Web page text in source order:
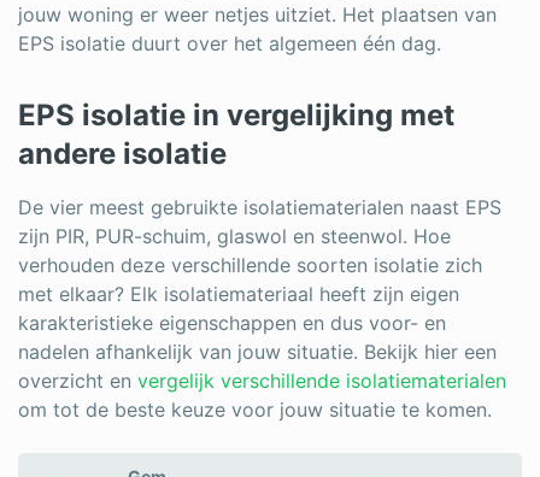
jouw woning er weer netjes uitziet. Het plaatsen van
EPS isolatie duurt over het algemeen één dag.
EPS isolatie in vergelijking met
andere isolatie
De vier meest gebruikte isolatiematerialen naast EPS
zijn PIR, PUR-schuim, glaswol en steenwol. Hoe
verhouden deze verschillende soorten isolatie zich
met elkaar? Elk isolatiemateriaal heeft zijn eigen
karakteristieke eigenschappen en dus voor- en
nadelen afhankelijk van jouw situatie. Bekijk hier een
overzicht en vergelijk verschillende isolatiematerialen
om tot de beste keuze voor jouw situatie te komen.